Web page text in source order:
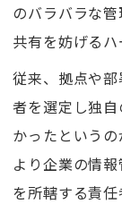
のバラバラな
共有を妨げるハ
従来、拠点や
者を選定し独
かったという
より企業の情
を所轄する責